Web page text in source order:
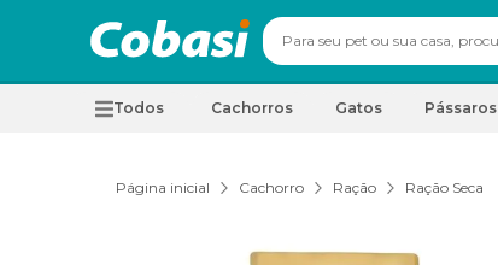
Todos Cachorros Gatos Pássaros
Página inicial Cachorro Ração Ração Seca